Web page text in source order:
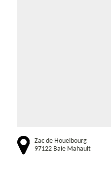
Zac de Houelbourg
97122 Baie Mahault